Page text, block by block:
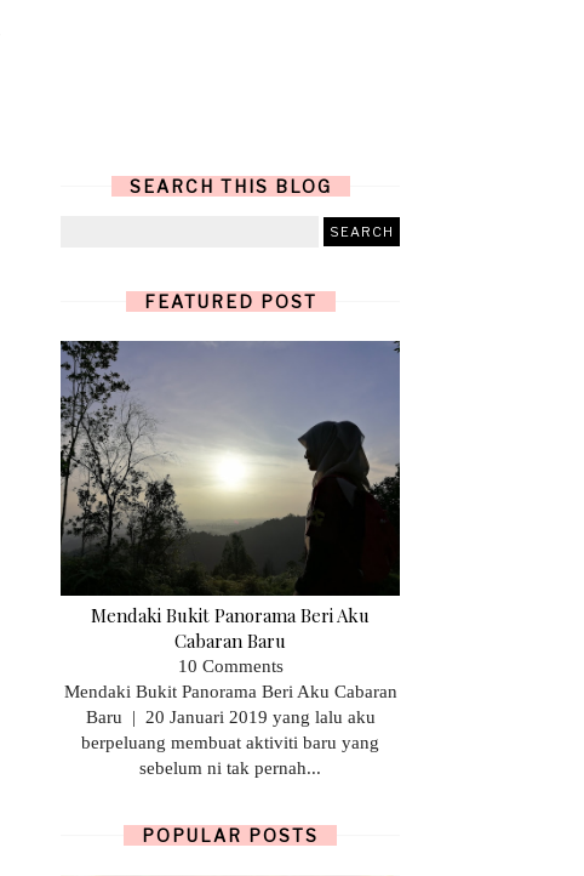
SEARCH THIS BLOG
FEATURED POST
Mendaki Bukit Panorama Beri Aku
Cabaran Baru
10 Comments
Mendaki Bukit Panorama Beri Aku Cabaran
Baru | 20 Januari 2019 yang lalu aku
berpeluang membuat aktiviti baru yang
sebelum ni tak pernah...
POPULAR POSTS